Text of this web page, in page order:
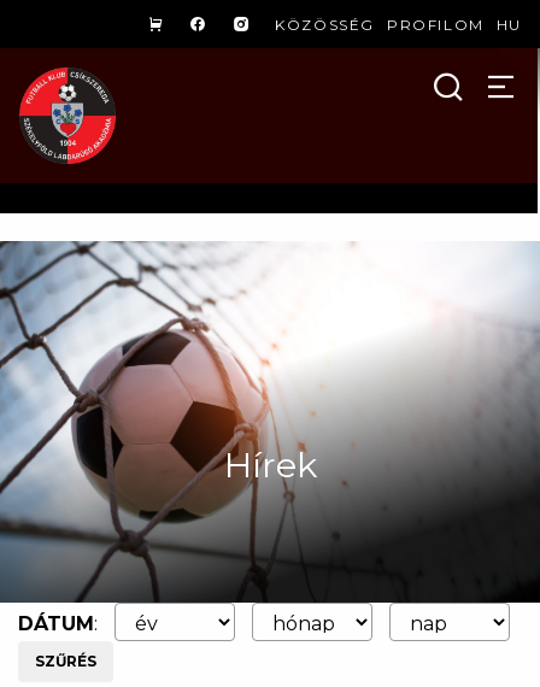
KÖZÖSSÉG PROFILOM HU
Hírek
DÁTUM:
SZŰRÉS